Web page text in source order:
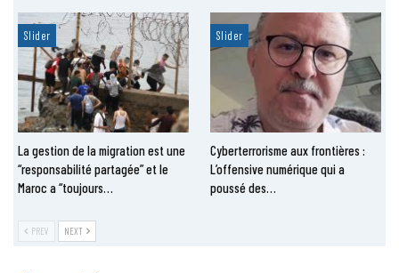
Slider
La gestion de la migration est une
“responsabilité partagée” et le
Maroc a “toujours…
Slider
Cyberterrorisme aux frontières :
L’offensive numérique qui a
poussé des…
PREV NEXT